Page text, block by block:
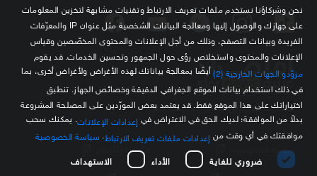
مصدرك الموثوق للمعلومة الاقتصادية
سياسة الخصوصية الشروط والأحكام
نحن وشركاؤنا نستخدم ملفات تعريف الارتباط وتقنيات مشابهة لتخزين المعلومات
على جهازك والوصول إليها ومعالجة البيانات الشخصية مثل عنوان IP والمعرّفات
الفريدة وبيانات التصفح، وذلك من أجل الإعلانات والمحتوى المخصّصين وقياس
الإعلانات والمحتوى واستخلاص رؤى حول الجمهور وتحسين الخدمات. قد يقوم
مزوّدو الجهات الخارجية (2)
أيضًا بمعالجة بياناتك لهذه الأغراض ولأغراض أخرى، بما
في ذلك استخدام بيانات الموقع الجغرافي الدقيقة وخصائص الجهاز. تنطبق
اختياراتك على هذا الموقع فقط. قد يعتمد بعض المورّدين على المصلحة المشروعة
بدلاً من الموافقة؛ لديك الحق في الاعتراض في إعدادات الإعلانات . يمكنك سحب
موافقتك في أي وقت من إعدادات ملفات تعريف الارتباط سياسة الخصوصية
ضروري للغاية
الأداء الاستهداف